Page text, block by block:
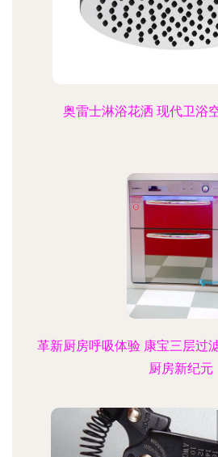
奥雷士淋浴花洒 现代卫浴
革新厨房呼吸体验 康宝三层过
厨房新纪元